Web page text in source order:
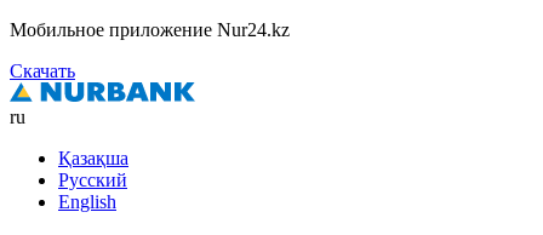
Мобильное приложение Nur24.kz
Скачать
ru
Қазақша
Русский
English